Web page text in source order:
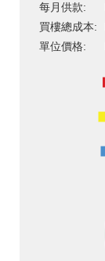
每月供款:
買樓總成本:
單位價格: